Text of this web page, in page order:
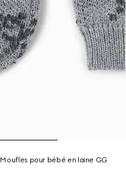
Moufles pour bébé en laine GG